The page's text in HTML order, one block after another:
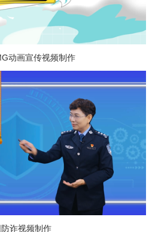
动画宣传视频制作
诈视频制作